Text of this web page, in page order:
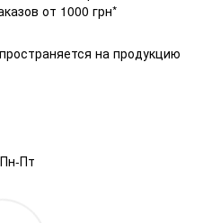
от 1000 грн*
на продукцию
Пт